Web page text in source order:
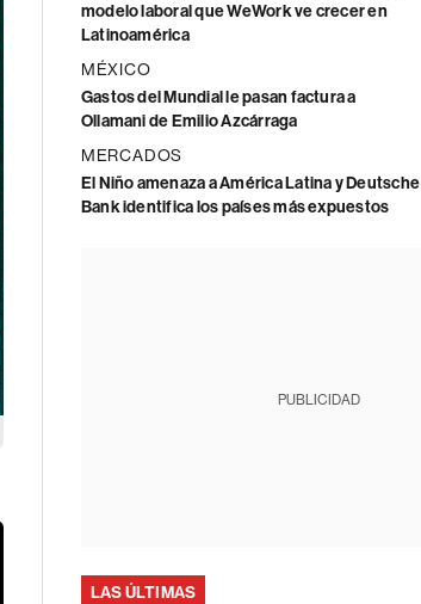
modelo laboral que WeWork ve crecer en
Latinoamérica
MÉXICO
Gastos del Mundial le pasan factura a
Ollamani de Emilio Azcárraga
MERCADOS
El Niño amenaza a América Latina y Deutsche
Bank identifica los países más expuestos
PUBLICIDAD
LAS ÚLTIMAS